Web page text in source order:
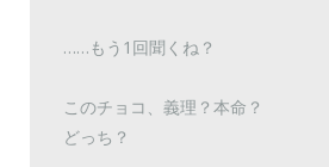
……もう1回聞くね？
このチョコ、義理？本命？
どっち？